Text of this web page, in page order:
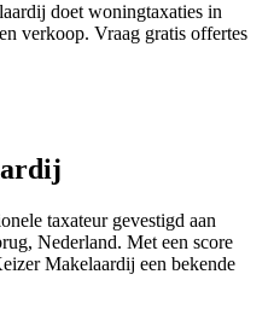
doet woningtaxaties in
verkoop. Vraag gratis offertes
taxateur gevestigd aan
Nederland. Met een score
Makelaardij een bekende